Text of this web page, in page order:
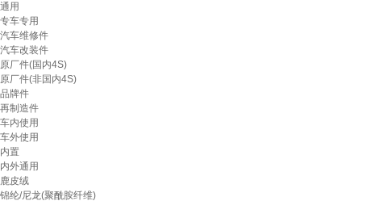
通用
专车专用
汽车维修件
汽车改装件
原厂件(国内4S)
原厂件(非国内4S)
品牌件
再制造件
车内使用
车外使用
内置
内外通用
鹿皮绒
锦纶/尼龙(聚酰胺纤维)